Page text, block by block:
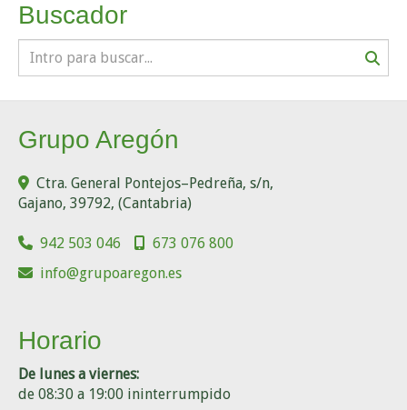
Buscador
Grupo Aregón
Ctra. General Pontejos–Pedreña, s/n,
Gajano, 39792, (Cantabria)
942 503 046
673 076 800
info
grupoaregon.es
Horario
De lunes a viernes:
de 08:30 a 19:00 ininterrumpido